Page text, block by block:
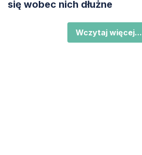
się wobec nich dłużne
Wczytaj więcej...